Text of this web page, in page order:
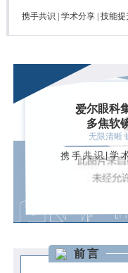
携手共识 | 学术分享 | 技能提
爱尔眼科
多焦软
无限清晰
携手共识|学
前言